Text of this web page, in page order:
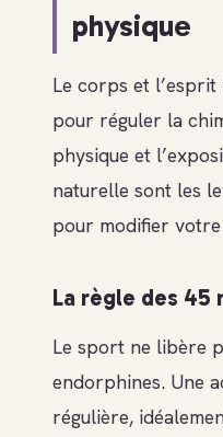
physique
Le corps et
pour réguler la
physique et
naturelle sont les
pour modifier
La règle des 45
Le sport ne libère
endorphines. Une
régulière,